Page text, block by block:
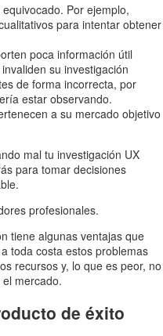
Por ejemplo,
para intentar obtener
poca información útil
su investigación
de forma incorrecta, por
estar observando.
a su mercado objetivo
mal tu investigación UX
para tomar decisiones
profesionales.
tiene algunas ventajas que
toda costa estos problemas
recursos y, lo que es peor, no
mercado.
de éxito